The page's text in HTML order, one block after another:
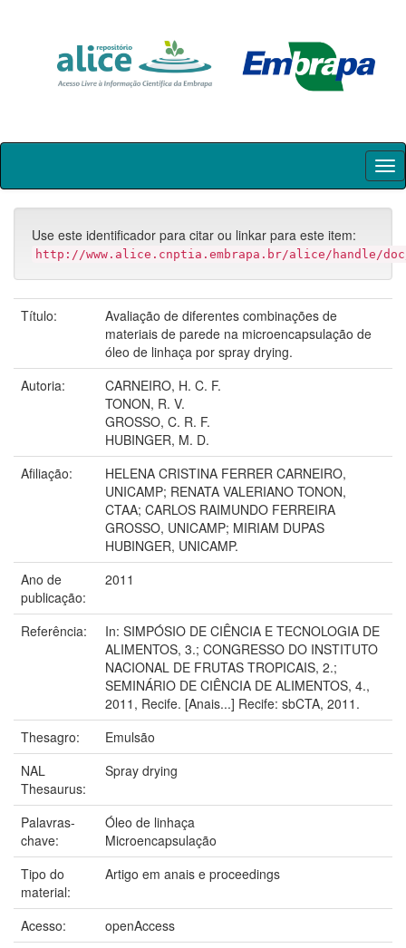
Skip
Use este identificador para citar ou linkar para este item:
http://www.alice.cnptia.embrapa.br/alice/handle/
Título:
Avaliação de diferentes combinações de
materiais de parede na microencapsulação de
óleo de linhaça por spray drying.
Autoria:
CARNEIRO, H. C. F.
TONON, R. V.
GROSSO, C. R. F.
HUBINGER, M. D.
Afiliação:
HELENA CRISTINA FERRER CARNEIRO,
UNICAMP; RENATA VALERIANO TONON,
CTAA; CARLOS RAIMUNDO FERREIRA
GROSSO, UNICAMP; MIRIAM DUPAS
HUBINGER, UNICAMP.
Ano de
publicação:
2011
Referência:
In: SIMPÓSIO DE CIÊNCIA E TECNOLOGIA DE
ALIMENTOS, 3.; CONGRESSO DO INSTITUTO
NACIONAL DE FRUTAS TROPICAIS, 2.;
SEMINÁRIO DE CIÊNCIA DE ALIMENTOS, 4.,
2011, Recife. [Anais...] Recife: sbCTA, 2011.
Thesagro:
Emulsão
NAL
Thesaurus:
Spray drying
Palavras-
chave:
Óleo de linhaça
Microencapsulação
Tipo do
material:
Artigo em anais e proceedings
Acesso:
openAccess